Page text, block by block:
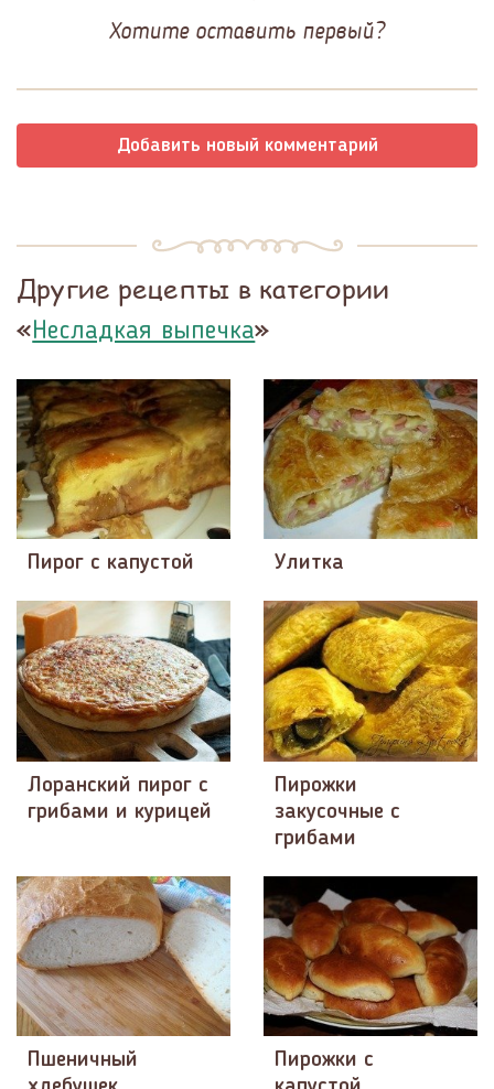
Хотите оставить первый?
Добавить новый комментарий
Другие рецепты в категории
«Несладкая выпечка»
Пирог с капустой Улитка
Лоранский пирог с
грибами и курицей
Пирожки
закусочные с
грибами
Пшеничный
Пирожки с